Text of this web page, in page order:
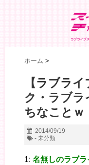
ホーム >
【ラブラ
ク・ラブラ
ちなことｗ
2014/09/19
- 未分類
1: 名無しのラブラ